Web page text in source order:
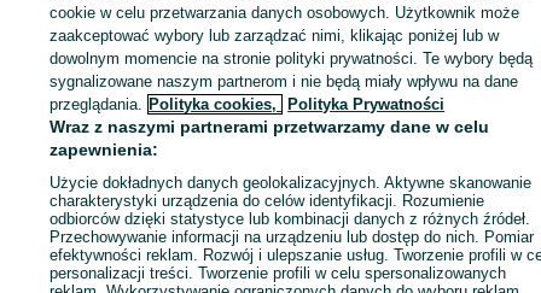
Zaloguj się / Załóż konto
Zadzwoń / SMS Wyślij wiadomość
cookie w celu przetwarzania danych osobowych. Użytkownik może
zaakceptować wybory lub zarządzać nimi, klikając poniżej lub w
dowolnym momencie na stronie polityki prywatności. Te wybory będą
sygnalizowane naszym partnerom i nie będą miały wpływu na dane
przeglądania. Polityka cookies, Polityka Prywatności
Wraz z naszymi partnerami przetwarzamy dane w celu
zapewnienia:
Użycie dokładnych danych geolokalizacyjnych. Aktywne skanowanie
charakterystyki urządzenia do celów identyfikacji. Rozumienie
odbiorców dzięki statystyce lub kombinacji danych z różnych źródeł.
Przechowywanie informacji na urządzeniu lub dostęp do nich. Pomiar
efektywności reklam. Rozwój i ulepszanie usług. Tworzenie profili w
personalizacji treści. Tworzenie profili w celu spersonalizowanych